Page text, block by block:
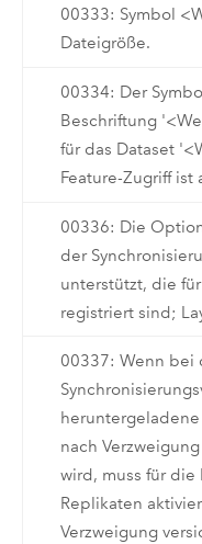
00333: Symbol
Dateigröße.
00334: Der
Beschriftung
für das Dataset
Feature-Zugriff ist
00336: Die
der
unterstützt, die
registriert sind;
00337: Wenn bei
nach
wird, muss für die
Replikaten
Verzweigung